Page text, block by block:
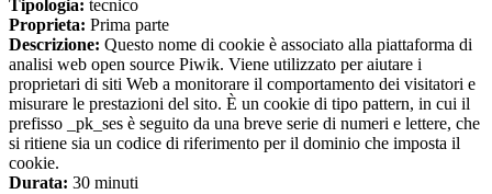
Tipologia: tecnico
Proprieta: Prima parte
Descrizione: Questo nome di cookie è associato alla piattaforma di
analisi web open source Piwik. Viene utilizzato per aiutare i
proprietari di siti Web a monitorare il comportamento dei visitatori e
misurare le prestazioni del sito. È un cookie di tipo pattern, in cui il
prefisso _pk_ses è seguito da una breve serie di numeri e lettere, che
si ritiene sia un codice di riferimento per il dominio che imposta il
cookie.
Durata: 30 minuti